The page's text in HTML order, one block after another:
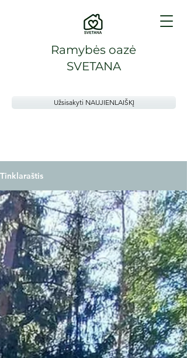
Ramybės oazė
SVETANA
Užsisakyti NAUJIENLAIŠKĮ
Tinklaraštis